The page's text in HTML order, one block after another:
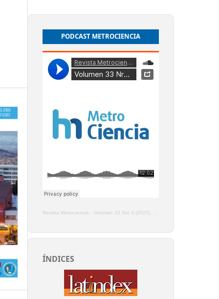
PODCAST METROCIENCIA
Revista Metrociencia · Volumen 33 Nro 3 (2025), Enero - Marzo
ÍNDICES